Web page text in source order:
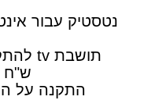
התקנה על